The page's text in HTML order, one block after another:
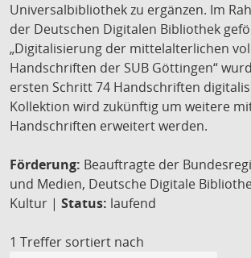
Universalbibliothek zu ergänzen. Im
der Deutschen Digitalen Bibliothek
„Digitalisierung der mittelalterlichen
Handschriften der SUB Göttingen“
ersten Schritt 74 Handschriften
Kollektion wird zukünftig um weitere
Handschriften erweitert werden.
Förderung: Beauftragte der
und Medien, Deutsche Digitale
Kultur | Status: laufend
1 Treffer sortiert nach